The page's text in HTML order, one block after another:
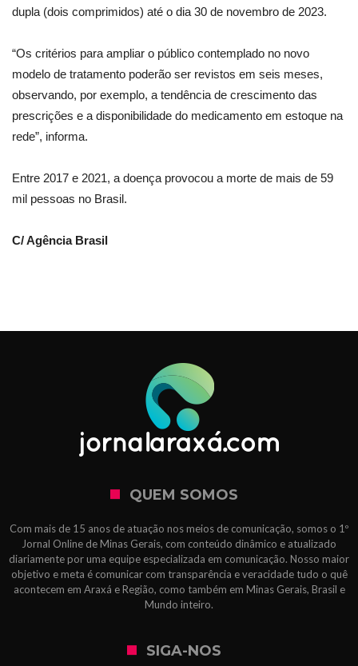
dupla (dois comprimidos) até o dia 30 de novembro de 2023.
“Os critérios para ampliar o público contemplado no novo
modelo de tratamento poderão ser revistos em seis meses,
observando, por exemplo, a tendência de crescimento das
prescrições e a disponibilidade do medicamento em estoque na
rede”, informa.
Entre 2017 e 2021, a doença provocou a morte de mais de 59
mil pessoas no Brasil.
C/ Agência Brasil
QUEM SOMOS
Com mais de 15 anos de atuação nos meios de comunicação, somos o 1º
Jornal Online de Minas Gerais, com conteúdo dinâmico e atualizado
diariamente por uma equipe especializada em comunicação. Nosso maior
objetivo e meta é comunicar com transparência e veracidade tudo o quê
acontecem em Araxá e Região, como também em Minas Gerais, Brasil e
Mundo inteiro.
SIGA-NOS